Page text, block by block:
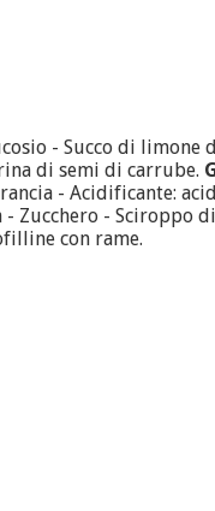
- Succo di limone
di semi di carrube.
- Acidificante:
- Zucchero - Sciroppo
con rame.